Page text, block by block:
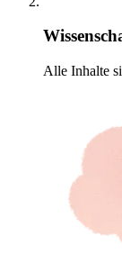
Alle Inhalte